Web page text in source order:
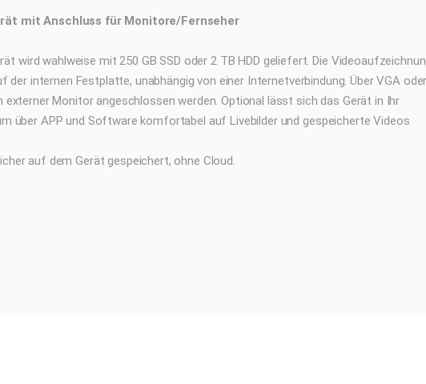
mit Anschluss für Monitore/Fernseher
wird wahlweise mit 250 GB SSD oder 2 TB HDD geliefert. Die
internen Festplatte, unabhängig von einer Internetverbindung. Über VGA oder
externer Monitor angeschlossen werden. Optional lässt sich das Gerät in Ihr
über APP und Software komfortabel auf Livebilder und gespeicherte Videos
auf dem Gerät gespeichert, ohne Cloud.